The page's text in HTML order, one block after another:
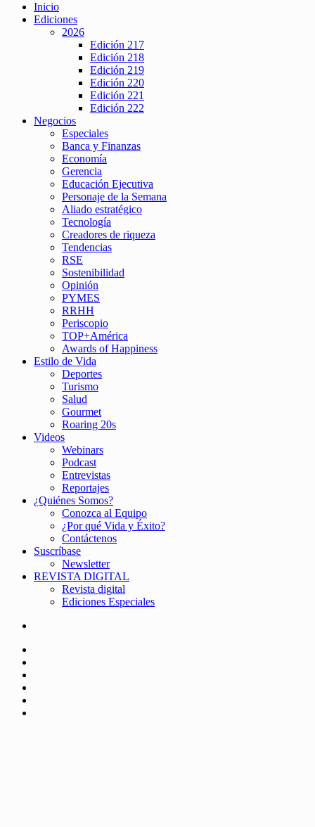
Inicio
Ediciones
2026
Edición 217
Edición 218
Edición 219
Edición 220
Edición 221
Edición 222
Negocios
Especiales
Banca y Finanzas
Economía
Gerencia
Educación Ejecutiva
Personaje de la Semana
Aliado estratégico
Tecnología
Creadores de riqueza
Tendencias
RSE
Sostenibilidad
Opinión
PYMES
RRHH
Periscopio
TOP+América
Awards of Happiness
Estilo de Vida
Deportes
Turismo
Salud
Gourmet
Roaring 20s
Videos
Webinars
Podcast
Entrevistas
Reportajes
¿Quiénes Somos?
Conozca al Equipo
¿Por qué Vida y Éxito?
Contáctenos
Suscríbase
Newsletter
REVISTA DIGITAL
Revista digital
Ediciones Especiales